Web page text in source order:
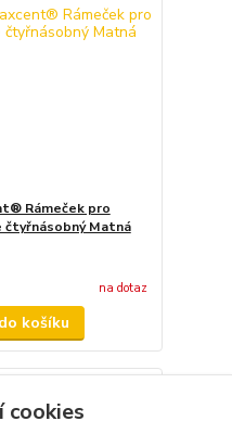
Rámeček pro
Matná
na dotaz
košíku
cookies